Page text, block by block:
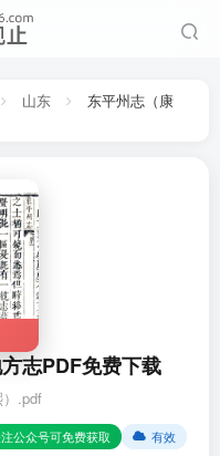
山东
东平州志（康
志PDF免费下载
.pdf
公众号可免费获取 有效